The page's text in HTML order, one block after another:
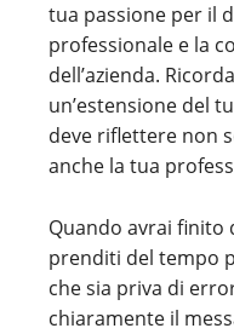
tua passione per il
professionale e la
dell’azienda.
un’estensione del
deve riflettere non
anche la tua
Quando avrai finito
prenditi del tempo
che sia priva di
chiaramente il